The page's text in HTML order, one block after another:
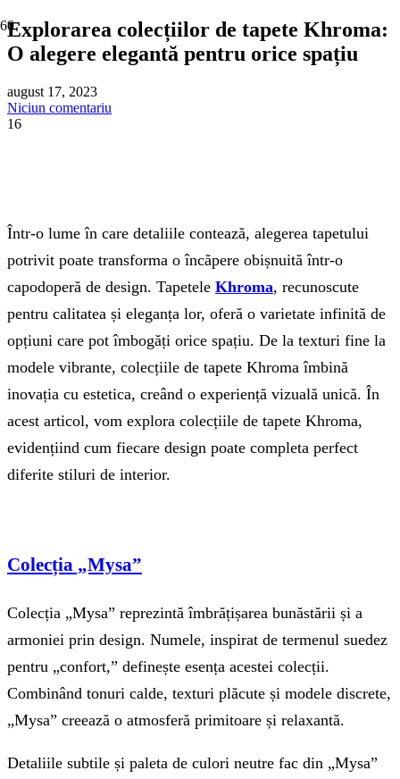
Explorarea colecțiilor de tapete Khroma:
O alegere elegantă pentru orice spațiu
august 17, 2023
Niciun comentariu
16
Într-o lume în care detaliile contează, alegerea tapetului
potrivit poate transforma o încăpere obișnuită într-o
capodoperă de design. Tapetele Khroma, recunoscute
pentru calitatea și eleganța lor, oferă o varietate infinită de
opțiuni care pot îmbogăți orice spațiu. De la texturi fine la
modele vibrante, colecțiile de tapete Khroma îmbină
inovația cu estetica, creând o experiență vizuală unică. În
acest articol, vom explora colecțiile de tapete Khroma,
evidențiind cum fiecare design poate completa perfect
diferite stiluri de interior.
Colecția „Mysa”
Colecția „Mysa” reprezintă îmbrățișarea bunăstării și a
armoniei prin design. Numele, inspirat de termenul suedez
pentru „confort,” definește esența acestei colecții.
Combinând tonuri calde, texturi plăcute și modele discrete,
„Mysa” creează o atmosferă primitoare și relaxantă.
Detaliile subtile și paleta de culori neutre fac din „Mysa”